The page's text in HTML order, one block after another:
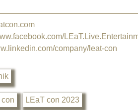
company/leat-con
con LEaT con 2023